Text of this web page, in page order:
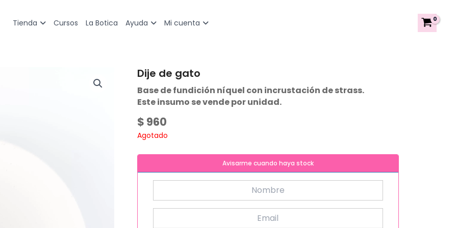
Tienda Cursos La Botica Ayuda Mi cuenta
Dije de gato
Base de fundición níquel con incrustación de strass.
Este insumo se vende por unidad.
$ 960
Agotado
Avisarme cuando haya stock